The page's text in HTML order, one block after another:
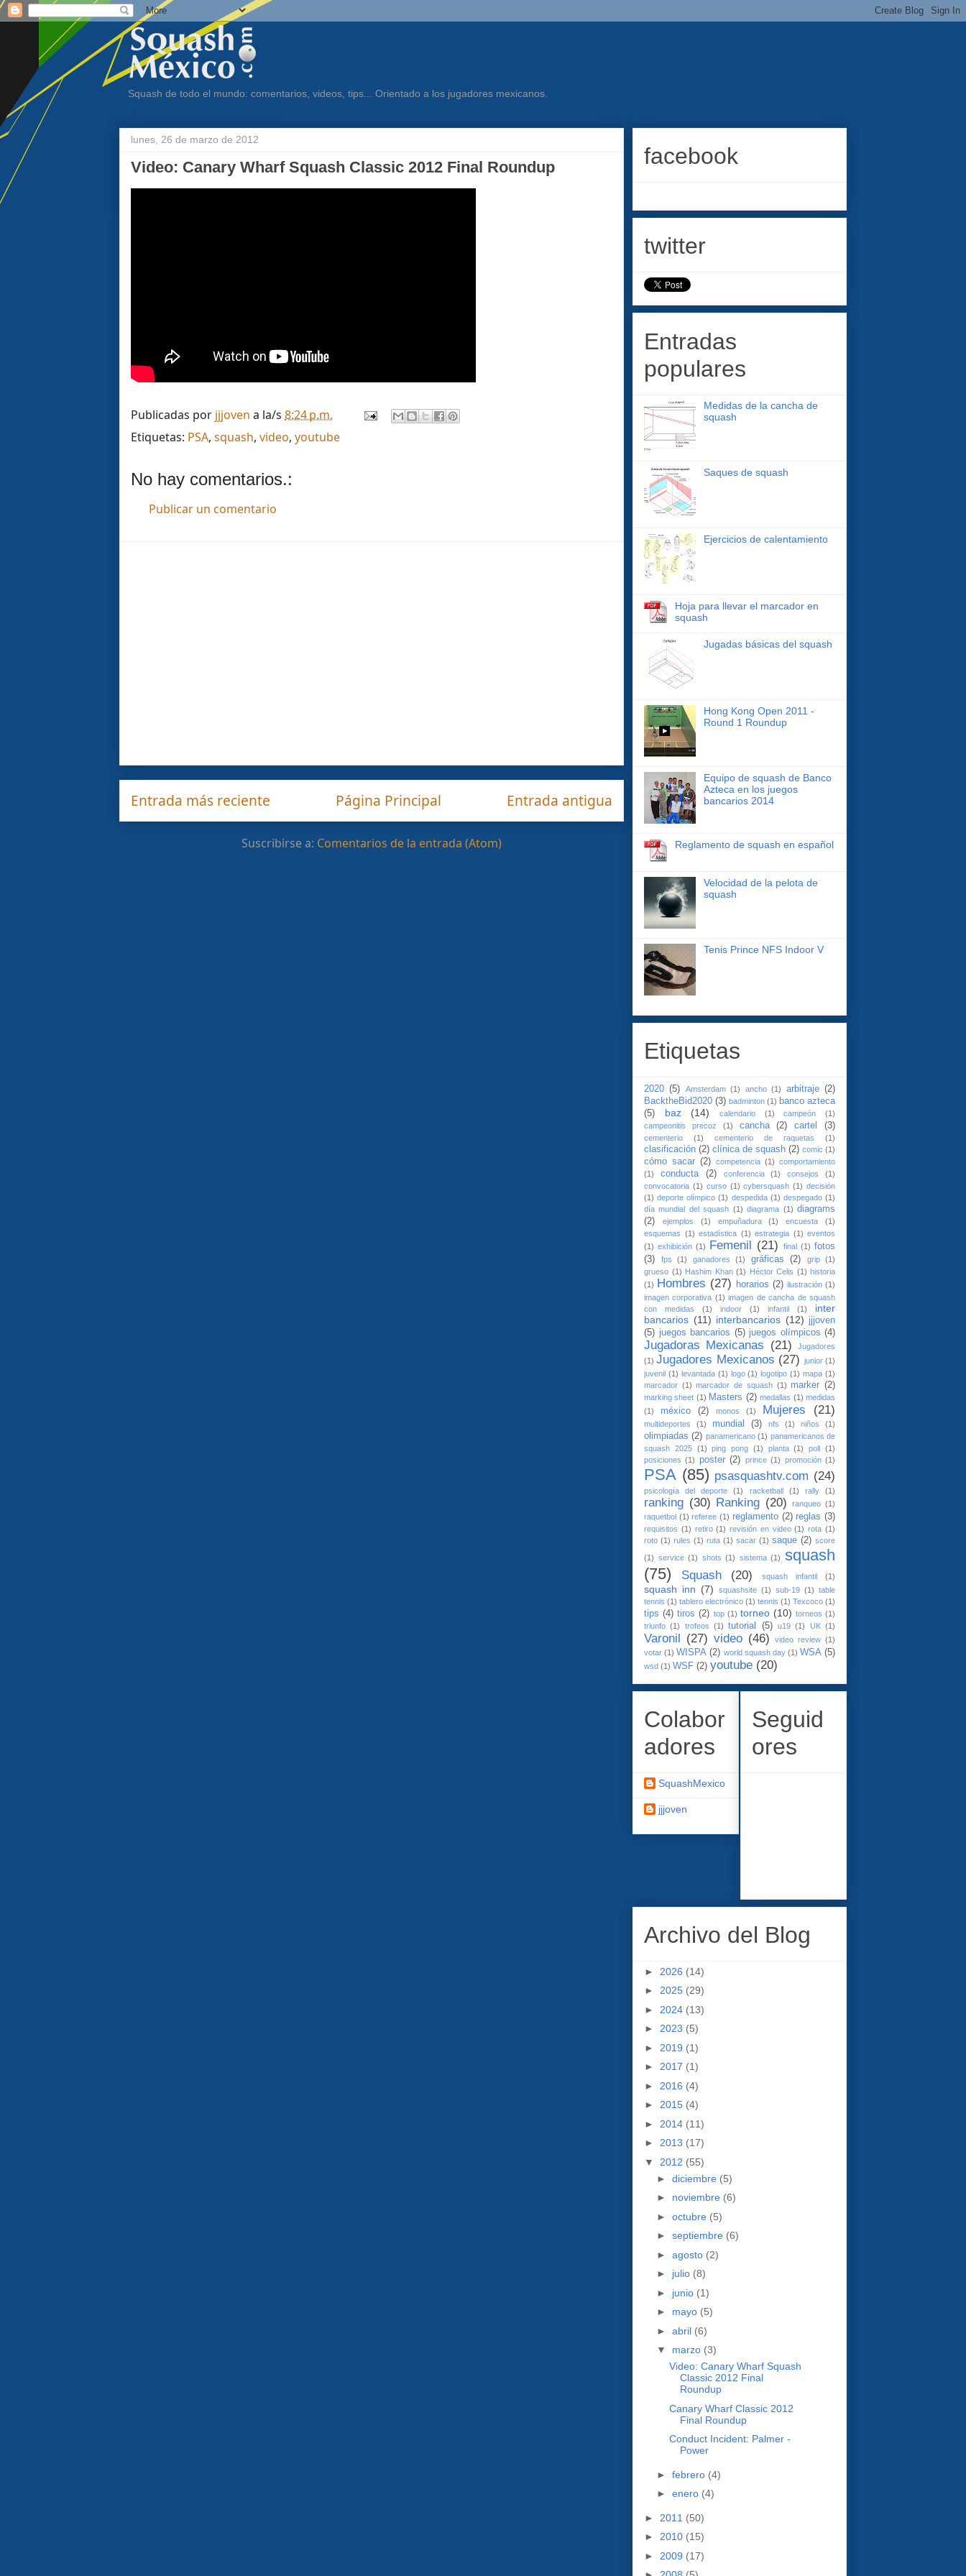
Squash de todo el mundo: comentarios, videos, tips... Orientado a los jugadores mexicanos.
lunes, 26 de marzo de 2012
Video: Canary Wharf Squash Classic 2012 Final Roundup
Publicadas por jjjoven a la/s 8:24 p.m.
Etiquetas: PSA, squash, video, youtube
No hay comentarios.:
Publicar un comentario
Entrada más reciente Entrada antigua
Página Principal
Suscribirse a: Comentarios de la entrada (Atom)
facebook
twitter
Entradas
populares
Medidas de la cancha de
squash
Saques de squash
Ejercicios de calentamiento
Hoja para llevar el marcador en
squash
Jugadas básicas del squash
Hong Kong Open 2011 -
Round 1 Roundup
Equipo de squash de Banco
Azteca en los juegos
bancarios 2014
Reglamento de squash en español
Velocidad de la pelota de
squash
Tenis Prince NFS Indoor V
Etiquetas
2020 (5) Amsterdam (1) ancho (1) arbitraje (2)
BacktheBid2020 (3) badminton (1) banco azteca
(5)
baz (14) calendario (1) campeón
(1)
campeonitis precoz
(1) cancha (2) cartel (3)
cementerio (1) cementerio de raquetas (1)
clasificación (2) clínica de squash (2) comic (1)
cómo sacar (2) competencia (1) comportamiento
(1)
conducta (2) conferencia (1) consejos
(1)
convocatoria (1) curso (1) cybersquash (1) decisión
(1) deporte olímpico (1) despedida (1) despegado (1)
día mundial del squash (1) diagrama (1) diagrams
(2)
ejemplos (1) empuñadura (1) encuesta
(1)
esquemas (1) estadística (1) estrategia (1) eventos
(1) exhibición (1) Femenil (21) final (1) fotos
(3)
fps (1) ganadores (1) gráficas (2) grip
(1)
grueso (1) Hashim Khan (1) Héctor Celis (1) historia
(1) Hombres (27) horarios (2) ilustración (1)
imagen corporativa (1) imagen de cancha de squash
con medidas
(1) indoor (1) infantil (1)
inter
bancarios (11) interbancarios (12) jjjoven
(5) juegos bancarios (5) juegos olímpicos (4)
Jugadoras Mexicanas (21)
Jugadores
(1) Jugadores Mexicanos (27) junior (1)
juvenil (1) levantada (1) logo (1) logotipo (1) mapa (1)
marcador (1) marcador de squash (1) marker (2)
marking sheet (1) Masters (2) medallas (1) medidas
(1)
méxico (2) monos (1) Mujeres (21)
multideportes (1) mundial (3) nfs (1) niños (1)
olimpiadas (2) panamericano (1) panamericanos de
squash 2025
(1) ping pong (1) planta (1) poll (1)
posiciones (1) poster (2) prince (1) promoción (1)
PSA (85) psasquashtv.com (24)
psicología del deporte (1) racketball (1) rally (1)
ranking (30) Ranking (20) ranqueo (1)
raquetbol (1) referee (1) reglamento (2) reglas (3)
requisitos (1) retiro (1) revisión en video (1) rota (1)
roto (1) rules (1) ruta (1) sacar (1) saque (2) score
(1) service (1) shots (1) sistema (1) squash
(75)
Squash (20) squash infantil (1)
squash inn (7) squashsite (1) sub-19 (1) table
tennis (1) tablero electrónico (1) tennis (1) Texcoco (1)
tips (4) tiros (2) top (1) torneo (10) torneos (1)
triunfo (1) trofeos (1) tutorial (5) u19 (1) UK (1)
Varonil (27) video (46) video review (1)
votar (1) WISPA (2) world squash day (1) WSA (5)
wsd (1) WSF (2) youtube (20)
Colabor
adores
SquashMexico
jjjoven
Seguid
ores
Archivo del Blog
► 2026 (14)
► 2025 (29)
► 2024 (13)
► 2023 (5)
► 2019 (1)
► 2017 (1)
► 2016 (4)
► 2015 (4)
► 2014 (11)
► 2013 (17)
▼ 2012 (55)
► diciembre (5)
► noviembre (6)
► octubre (5)
► septiembre (6)
► agosto (2)
► julio (8)
► junio (1)
► mayo (5)
► abril (6)
▼ marzo (3)
Video: Canary Wharf Squash
Classic 2012 Final
Roundup
Canary Wharf Classic 2012
Final Roundup
Conduct Incident: Palmer -
Power
► febrero (4)
► enero (4)
► 2011 (50)
► 2010 (15)
► 2009 (17)